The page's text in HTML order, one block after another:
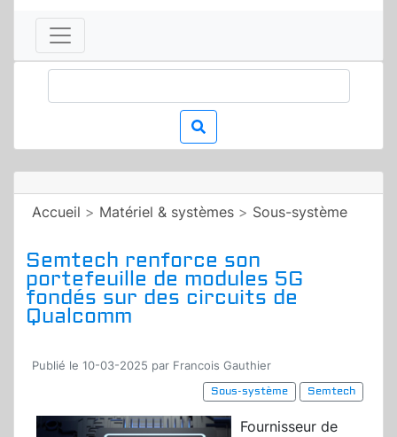
Accueil > Matériel & systèmes > Sous-système
Semtech renforce son
portefeuille de modules 5G
fondés sur des circuits de
Qualcomm
Publié le 10-03-2025 par Francois Gauthier
Sous-système
Semtech
Fournisseur de